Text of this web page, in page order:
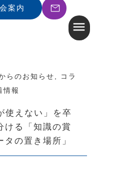
案内
らのお知らせ ,
コラ
情報
使えない」を卒
ける「知識の賞
の置き場所」